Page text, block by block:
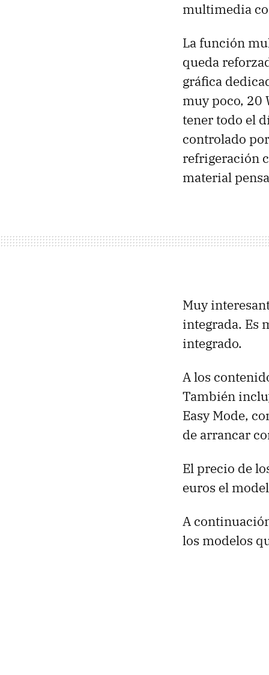
multimedia
La función
queda
gráfica
muy poco, 20
tener todo el
controlado
refrigeración
material
Muy
integrada. Es
integrado.
A los
También
Easy Mode,
de arrancar
El precio de
euros el
A
los modelos